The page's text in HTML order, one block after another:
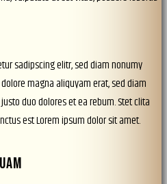
sadipscing elitr, sed diam nonumy
magna aliquyam erat, sed diam
duo dolores et ea rebum. Stet clita
est Lorem ipsum dolor sit amet.